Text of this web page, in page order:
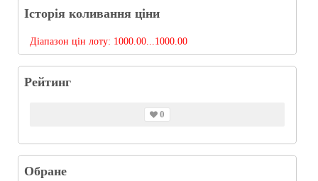
Історія коливання ціни
Діапазон цін лоту: 1000.00...1000.00
Рейтинг
0
Обране